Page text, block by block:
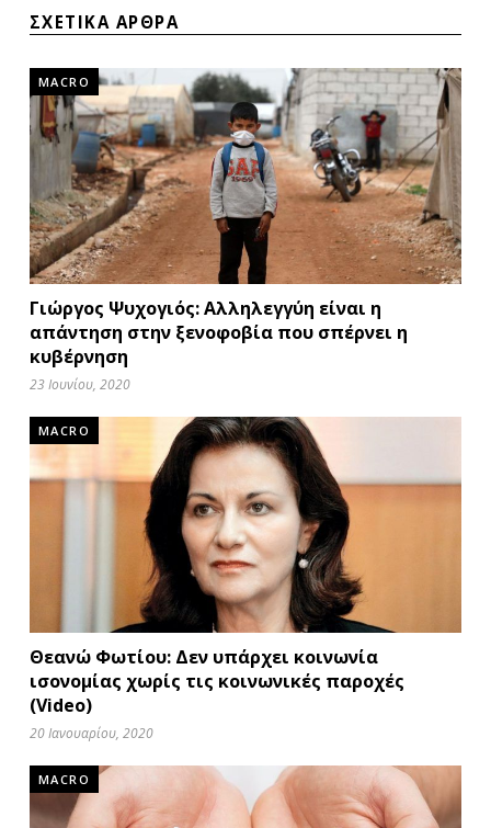
ΣΧΕΤΙΚΑ ΑΡΘΡΑ
MACRO
Γιώργος Ψυχογιός: Αλληλεγγύη είναι η
απάντηση στην ξενοφοβία που σπέρνει η
κυβέρνηση
23 Ιουνίου, 2020
MACRO
Θεανώ Φωτίου: Δεν υπάρχει κοινωνία
ισονομίας χωρίς τις κοινωνικές παροχές
(Video)
20 Ιανουαρίου, 2020
MACRO